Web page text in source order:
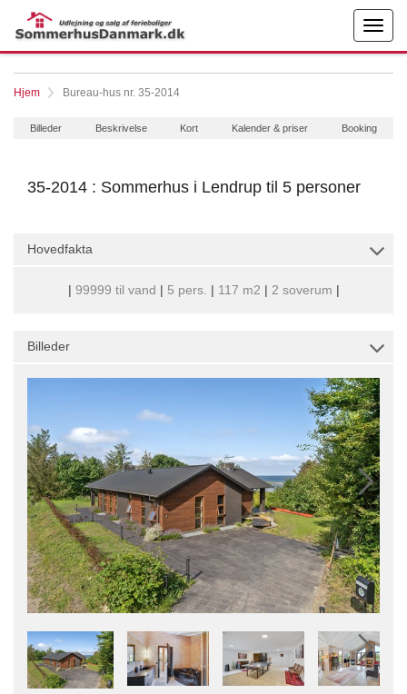
Hjem Bureau-hus nr. 35-2014
Billeder Beskrivelse Kort Kalender & priser Booking
35-2014 : Sommerhus i Lendrup til 5 personer
Hovedfakta
| 99999 til vand | 5 pers. | 117 m2 | 2 soverum |
Billeder